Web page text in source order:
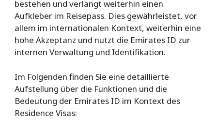
bestehen und verlangt weiterhin einen
Aufkleber im Reisepass. Dies gewährleistet, vor
allem im internationalen Kontext, weiterhin eine
hohe Akzeptanz und nutzt die Emirates ID zur
internen Verwaltung und Identifikation.
Im Folgenden finden Sie eine detaillierte
Aufstellung über die Funktionen und die
Bedeutung der Emirates ID im Kontext des
Residence Visas: